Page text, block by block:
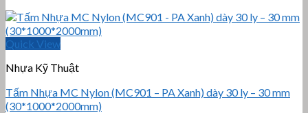
Quick View
Nhựa Kỹ Thuật
Tấm Nhựa MC Nylon (MC901 – PA Xanh) dày 30 ly – 30 mm
(30*1000*2000mm)